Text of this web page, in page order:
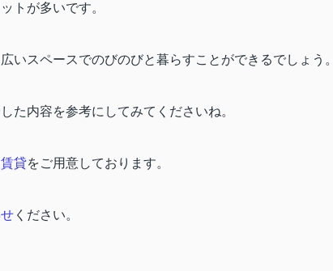
トが多いです。
いスペースでのびのびと暮らすことができるでしょう
た内容を参考にしてみてくださいね。
貸をご用意しております。
ください。